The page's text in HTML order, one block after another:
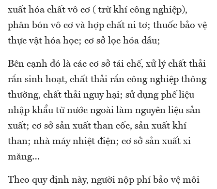
xuất hóa chất vô cơ ( trừ khí công nghiệp),
phân bón vô cơ và hợp chất ni tơ; thuốc bảo vệ
thực vật hóa học; cơ sở lọc hóa dầu;
Bên cạnh đó là các cơ sở tái chế, xử lý chất thải
rắn sinh hoạt, chất thải rắn công nghiệp thông
thường, chất thải nguy hại; sử dụng phế liệu
nhập khẩu từ nước ngoài làm nguyên liệu sản
xuất; cơ sở sản xuất than cốc, sản xuất khí
than; nhà máy nhiệt điện; cơ sở sản xuất xi
măng…
Theo quy định này, người nộp phí bảo vệ môi